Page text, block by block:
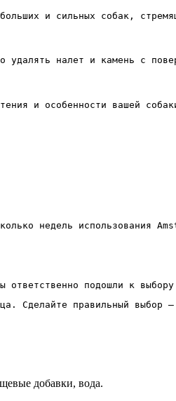
и сильных собак,
удалять налет и камень с
и особенности вашей
недель
подошли к
Сделайте правильный
добавки, вода.